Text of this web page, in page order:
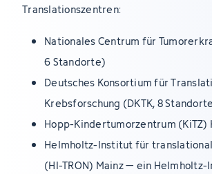
Translationszentren:
Nationales Centrum für
6 Standorte)
Deutsches Konsortium für
Krebsforschung (DKTK, 8
Hopp-Kindertumorzentrum
Helmholtz-Institut für
(HI-TRON) Mainz – ein